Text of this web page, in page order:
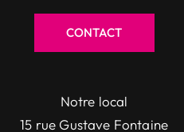
CONTACT
Notre local